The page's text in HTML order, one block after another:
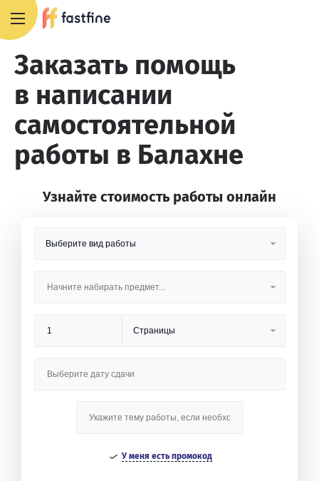
Заказать помощь
в написании
самостоятельной
работы в Балахне
Узнайте стоимость работы онлайн
У меня есть промокод